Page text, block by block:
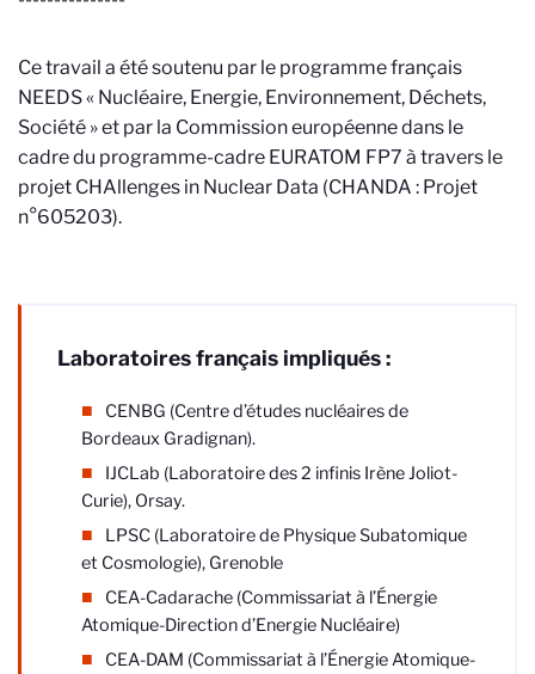
Ce travail a été soutenu par le programme français
NEEDS « Nucléaire, Energie, Environnement, Déchets,
Société »et par la Commission européenne dans le
cadre du programme-cadre EURATOM FP7 à travers le
projet CHAllenges in Nuclear Data (CHANDA : Projet
n°605203).
Laboratoires français impliqués :
CENBG (Centre d’études nucléaires de
Bordeaux Gradignan).
IJCLab (Laboratoire des 2 infinis Irène Joliot-
Curie), Orsay.
LPSC (Laboratoire de Physique Subatomique
et Cosmologie), Grenoble
CEA-Cadarache (Commissariat à l’Énergie
Atomique-Direction d’Energie Nucléaire)
CEA-DAM (Commissariat à l’Énergie Atomique-